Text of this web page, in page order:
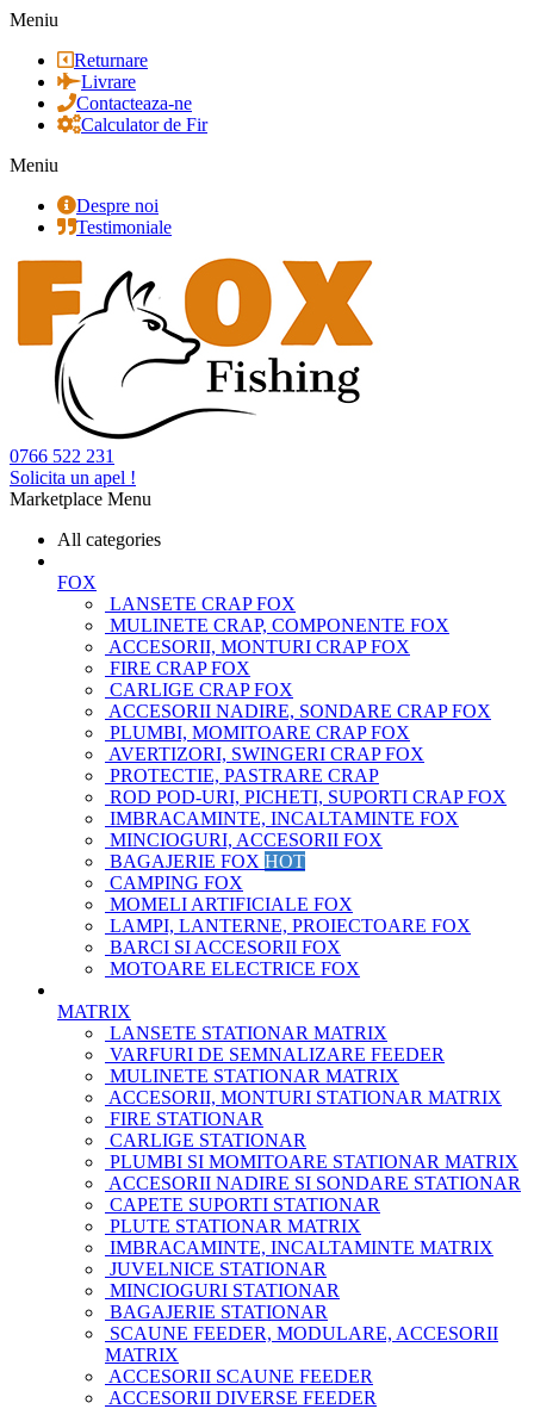
Meniu
Returnare
Livrare
Contacteaza-ne
Calculator de Fir
Meniu
Despre noi
Testimoniale
0766 522 231
Solicita un apel !
Marketplace Menu
All categories
FOX
LANSETE CRAP FOX
MULINETE CRAP, COMPONENTE FOX
ACCESORII, MONTURI CRAP FOX
FIRE CRAP FOX
CARLIGE CRAP FOX
ACCESORII NADIRE, SONDARE CRAP FOX
PLUMBI, MOMITOARE CRAP FOX
AVERTIZORI, SWINGERI CRAP FOX
PROTECTIE, PASTRARE CRAP
ROD POD-URI, PICHETI, SUPORTI CRAP FOX
IMBRACAMINTE, INCALTAMINTE FOX
MINCIOGURI, ACCESORII FOX
BAGAJERIE FOX HOT
CAMPING FOX
MOMELI ARTIFICIALE FOX
LAMPI, LANTERNE, PROIECTOARE FOX
BARCI SI ACCESORII FOX
MOTOARE ELECTRICE FOX
MATRIX
LANSETE STATIONAR MATRIX
VARFURI DE SEMNALIZARE FEEDER
MULINETE STATIONAR MATRIX
ACCESORII, MONTURI STATIONAR MATRIX
FIRE STATIONAR
CARLIGE STATIONAR
PLUMBI SI MOMITOARE STATIONAR MATRIX
ACCESORII NADIRE SI SONDARE STATIONAR
CAPETE SUPORTI STATIONAR
PLUTE STATIONAR MATRIX
IMBRACAMINTE, INCALTAMINTE MATRIX
JUVELNICE STATIONAR
MINCIOGURI STATIONAR
BAGAJERIE STATIONAR
SCAUNE FEEDER, MODULARE, ACCESORII
MATRIX
ACCESORII SCAUNE FEEDER
ACCESORII DIVERSE FEEDER